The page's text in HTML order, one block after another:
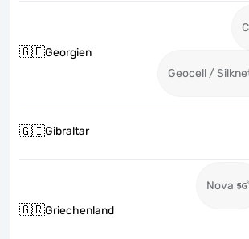
🇬🇪Georgien
Geocell /
🇬🇮Gibraltar
🇬🇷Griechenland
Nova